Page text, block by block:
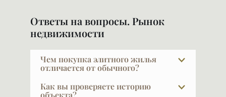
Ответы на вопросы. Рынок
недвижимости
Чем покупка элитного жилья
отличается от обычного?
У покупателя элитной недвижимости уже
есть жильё — и не одно. Он не решает
Как вы проверяете историю